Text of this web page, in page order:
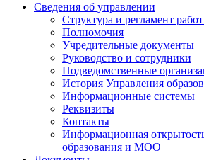
Сведения об управлении
Структура и регламент
Полномочия
Учредительные документы
Руководство и сотрудники
Подведомственные
История Управления
Информационные системы
Реквизиты
Контакты
Информационная
образования и МОО